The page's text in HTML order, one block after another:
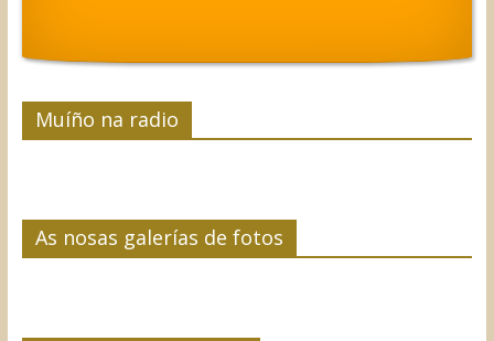
Muíño na radio
As nosas galerías de fotos